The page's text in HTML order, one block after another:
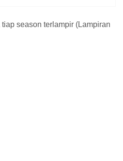
season terlampir (Lampiran